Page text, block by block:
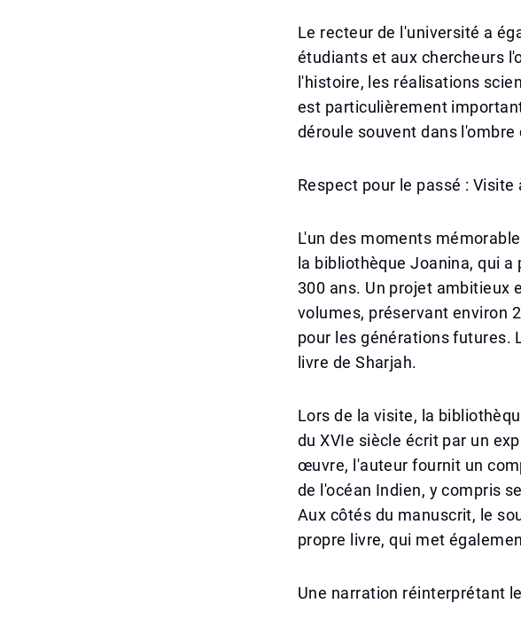
Le recteur de l'université a
étudiants et aux chercheurs
l'histoire, les réalisations
est particulièrement
déroule souvent dans
Respect pour le passé :
L'un des moments
la bibliothèque Joanina, qui
300 ans. Un projet ambitieux
volumes, préservant environ
pour les générations futures.
livre de Sharjah.
Lors de la visite, la
du XVIe siècle écrit par un
œuvre, l'auteur fournit un
de l'océan Indien, y compris
Aux côtés du manuscrit, le
propre livre, qui met
Une narration réinterprétant